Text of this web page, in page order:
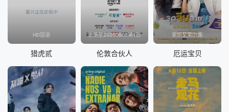
HD国语
猎虎贰
更新至20260808第1期
伦敦合伙人
更新至第01集
厄运宝贝